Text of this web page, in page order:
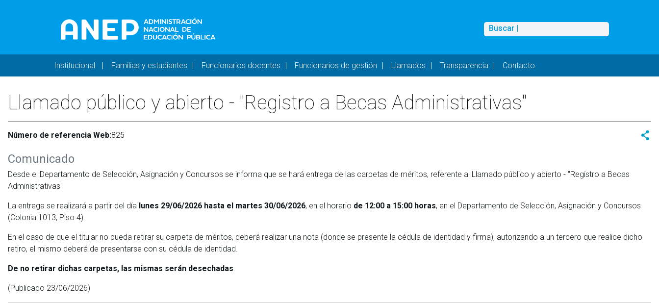
Buscar
Buscar |
Navegación principal - DESKTOP
Institucional Familias y estudiantes Funcionarios docentes Funcionarios de gestión Llamados Transparencia Contacto
Llamado público y abierto - "Registro a Becas Administrativas"
Número de referencia Web:825
Comunicado
Desde el Departamento de Selección, Asignación y Concursos se informa que se hará entrega de las carpetas de méritos, referente al Llamado público y abierto - "Registro a Becas
Administrativas"
La entrega se realizará a partir del día lunes 29/06/2026 hasta el martes 30/06/2026, en el horario de 12:00 a 15:00 horas, en el Departamento de Selección, Asignación y Concursos
(Colonia 1013, Piso 4).
En el caso de que el titular no pueda retirar su carpeta de méritos, deberá realizar una nota (donde se presente la cédula de identidad y firma), autorizando a un tercero que realice dicho
retiro, el mismo deberá de presentarse con su cédula de identidad.
De no retirar dichas carpetas, las mismas serán desechadas.
(Publicado 23/06/2026)